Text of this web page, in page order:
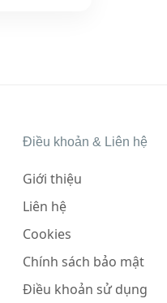
Điều khoản & Liên hệ
Giới thiệu
Liên hệ
Cookies
Chính sách bảo mật
Điều khoản sử dụng